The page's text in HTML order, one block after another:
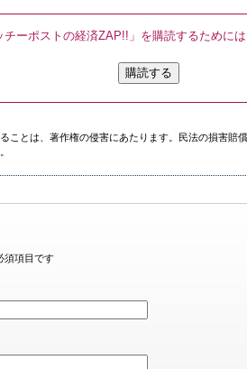
チーポストの経済ZAP!!」を購読するためには
購読する
ことは、著作権の侵害にあたります。民法の損害賠
須項目です